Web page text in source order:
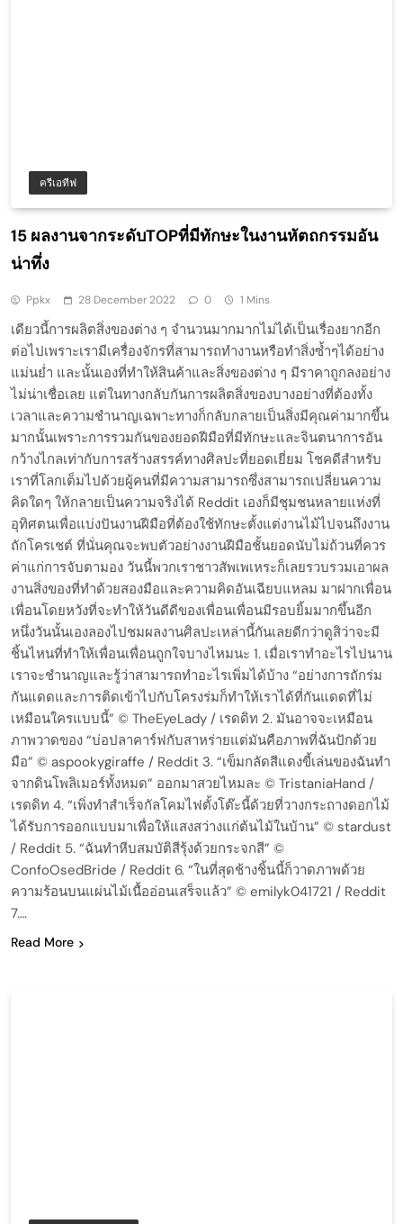
ครีเอทีฟ
15 ผลงานจากระดับTOPที่มีทักษะในงานหัตถกรรมอัน
น่าทึ่ง
Ppkx 28 December 2022 0 1 Mins
เดียวนี้การผลิตสิ่งของต่าง ๆ จำนวนมากมากไม่ได้เป็นเรื่องยากอีก
ต่อไปเพราะเรามีเครื่องจักรที่สามารถทำงานหรือทำสิ่งซ้ำๆได้อย่าง
แม่นย่ำ และนั้นเองที่ทำให้สินค้าและสิ่งของต่าง ๆ มีราคาถูกลงอย่าง
ไม่น่าเชื่อเลย แต่ในทางกลับกันการผลิตสิ่งของบางอย่างที่ต้องทั้ง
เวลาและความชำนาญเฉพาะทางก็กลับกลายเป็นสิ่งมีคุณค่ามากขึ้น
มากนั้นเพราะการรวมกันของยอดฝีมือที่มีทักษะและจินตนาการอัน
กว้างไกลเท่ากับการสร้างสรรค์ทางศิลปะที่ยอดเยี่ยม โชคดีสำหรับ
เราที่โลกเต็มไปด้วยผู้คนที่มีความสามารถซึ่งสามารถเปลี่ยนความ
คิดใดๆ ให้กลายเป็นความจริงได้ Reddit เองก็มีชุมชนหลายแห่งที่
อุทิศตนเพื่อแบ่งปันงานฝีมือที่ต้องใช้ทักษะตั้งแต่งานไม้ไปจนถึงงาน
ถักโครเชต์ ที่นั่นคุณจะพบตัวอย่างงานฝีมือชั้นยอดนับไม่ถ้วนที่ควร
ค่าแก่การจับตามอง วันนี้พวกเราชาวสัพเพเหระก็เลยรวบรวมเอาผล
งานสิ่งของที่ทำด้วยสองมือและความคิดอันเฉียบแหลม มาฝากเพื่อน
เพื่อนโดยหวังที่จะทำให้วันดีดีของเพื่อนเพื่อนมีรอบยิ้มมากขึ้นอีก
หนึ่งวันนั้นเองลองไปชมผลงานศิลปะเหล่านี้กันเลยดีกว่าดูสิว่าจะมี
ชิ้นไหนที่ทำให้เพื่อนเพื่อนถูกใจบางไหมนะ 1. เมื่อเราทำอะไรไปนาน
เราจะชำนาญและรู้ว่าสามารถทำอะไรเพิ่มได้บ้าง “อย่างการถักร่ม
กันแดดและการติดเข้าไปกับโครงร่มก็ทำให้เราได้ที่กันแดดที่ไม่
เหมือนใครแบบนี้” © TheEyeLady / เรดดิท 2. มันอาจจะเหมือน
ภาพวาดของ “บ่อปลาคาร์ฟกับสาหร่ายแต่มันคือภาพที่ฉันปักด้วย
มือ” © aspookygiraffe / Reddit 3. “เข็มกลัดสีแดงขี้เล่นของฉันทำ
จากดินโพลิเมอร์ทั้งหมด” ออกมาสวยไหมละ © TristaniaHand /
เรดดิท 4. “เพิ่งทำสำเร็จกัลโคมไฟตั้งโต๊ะนี้ด้วยที่วางกระถางดอกไม้
ได้รับการออกแบบมาเพื่อให้แสงสว่างแก่ต้นไม้ในบ้าน” © stardust
/ Reddit 5. “ฉันทำหีบสมบัติสีรุ้งด้วยกระจกสี” ©
ConfoOsedBride / Reddit 6. “ในที่สุดช้างชิ้นนี้ก็วาดภาพด้วย
ความร้อนบนแผ่นไม้เนื้ออ่อนเสร็จแล้ว” © emilyk041721 / Reddit
7….
Read More